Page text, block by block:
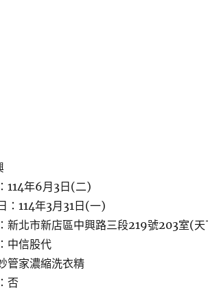
114年6月3日(二)
：114年3月31日(一)
新北市新店區中興路三段219號203室(
中信股代
管家濃縮洗衣精
否